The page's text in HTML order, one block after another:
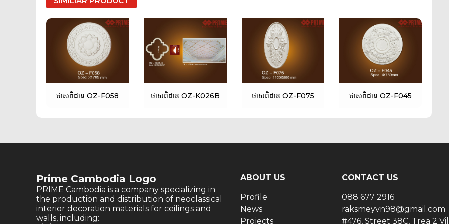
ថាសពិដាន OZ-F058 ថាសពិដាន OZ-K026B ថាសពិដាន OZ-F075 ថាសពិដាន OZ-F045
Prime Cambodia Logo
PRIME Cambodia is a company specializing in
the production and distribution of neoclassical
interior decoration materials for ceilings and
walls, including:
ABOUT US
Profile
News
Projects
CONTACT US
088 677 2916
raksmeyvn98@gmail.com
#476, Street 38C, Trea 2